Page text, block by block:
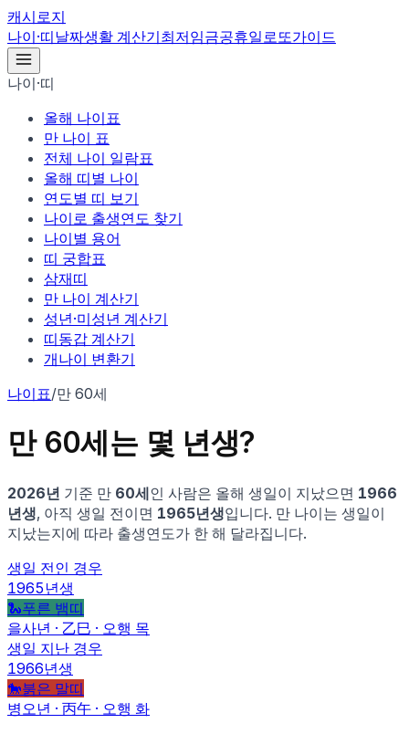
캐시로지
나이·띠날짜생활 계산기최저임금공휴일로또가이드
나이·띠
올해 나이표
만 나이 표
전체 나이 일람표
올해 띠별 나이
연도별 띠 보기
나이로 출생연도 찾기
나이별 용어
띠 궁합표
삼재띠
만 나이 계산기
성년·미성년 계산기
띠동갑 계산기
개나이 변환기
나이표/만 60세
만 60세는 몇 년생?
2026년 기준 만 60세인 사람은 올해 생일이 지났으면 1966
년생, 아직 생일 전이면 1965년생입니다. 만 나이는 생일이
지났는지에 따라 출생연도가 한 해 달라집니다.
생일 전인 경우
1965 년생
🐍푸른 뱀띠
을사년 · 乙巳 · 오행 목
생일 지난 경우
1966년생
🐎붉은 말띠
병오 년 · 丙午 · 오행 화